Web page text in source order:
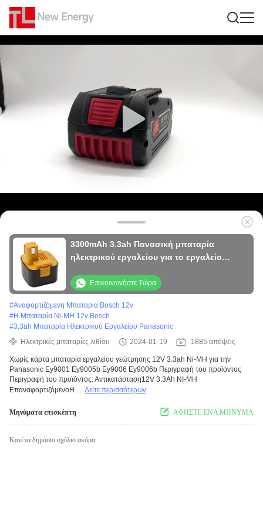
3300mAh 3.3ah Πανασική μπαταρία
ηλεκτρικού εργαλείου για το εργαλείο
Επικοινωνήστε Τώρα
#Αναφορτιζόμενη Μπαταρία Bosch 12v
#Η Μπαταρία Ni-MH 12v Bosch
#3.3ah Μπαταρία Ηλεκτρικού Εργαλείου Panasonic
Ηλεκτρικές μπαταρίες λιθίου
2024-01-19 1885 απόψεις
Χωρίς κάρτα μπαταρία εργαλείου γεώτρησης 12V 3.3ah Ni-MH για την
Panasonic Ey9001 Ey9005b Ey9006 Ey9006b Περιγραφή του προϊόντος
Περιγραφή του προϊόντος: Αντικατάσταση12V 3.3Ah NI-MH
ΕπαναφορτιζόμενοΗ ... Δείτε περισσότερων
Μηνύματα επισκέπτη ΑΦΗΣΤΕ ΈΝΑ ΜΗΝΥΜΑ
Κανένα δημόσιο σχόλιο ακόμα